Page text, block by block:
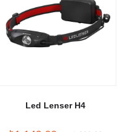
Led Lenser H4